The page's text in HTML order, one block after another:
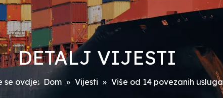
DETALJ VIJESTI
se ovdje: Dom » Vijesti » Više od 14 povezanih usluga